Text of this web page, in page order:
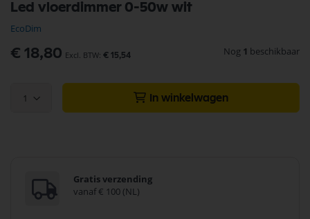
Led vloerdimmer 0-50w wit
EcoDim
€ 18,80 € 15,54 Nog 1 beschikbaar
1 In winkelwagen
Gratis verzending
vanaf € 100 (NL)
naar
het
begin
van
de